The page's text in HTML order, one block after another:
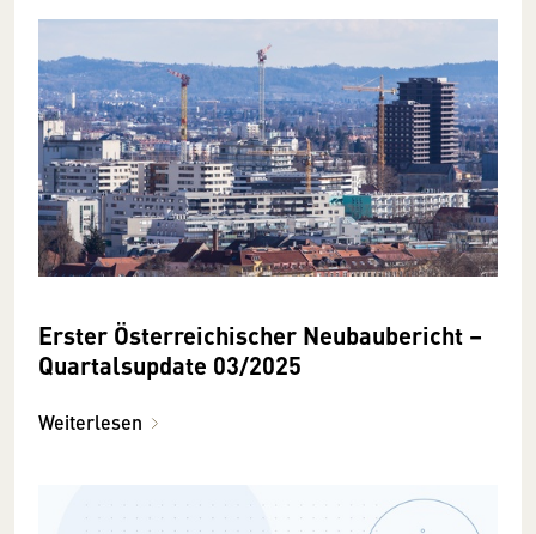
Erster Österreichischer Neubaubericht –
Quartalsupdate 03/2025
Weiterlesen